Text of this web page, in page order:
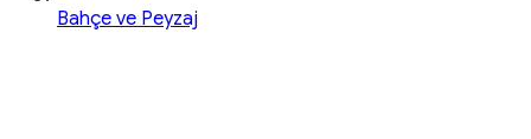
Bahçe ve Peyzaj